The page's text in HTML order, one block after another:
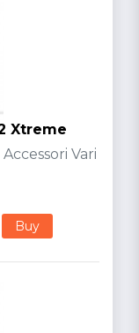
Xtreme
Vari
Buy